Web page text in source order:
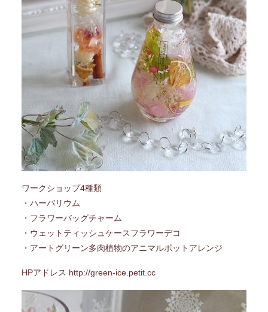
ワークショップ4種類
・ハーバリウム
・フラワーバッグチャーム
・ウェットティッシュケースフラワーデコ
・アートグリーン多肉植物のアニマルポットアレンジ
HPアドレス http://green-ice.petit.cc